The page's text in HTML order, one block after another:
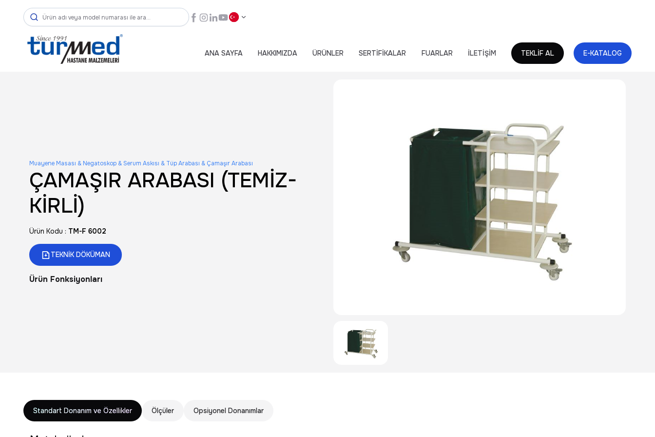
ANA SAYFA HAKKIMIZDA ÜRÜNLER SERTİFİKALAR FUARLAR İLETİŞİM TEKLİF AL E-KATALOG
Muayene Masası & Negatoskop & Serum Askısı & Tüp Arabası & Çamaşır Arabası
ÇAMAŞIR ARABASI (TEMİZ-
KİRLİ)
Ürün Kodu : TM-F 6002
TEKNİK DÖKÜMAN
Ürün Fonksiyonları
Standart Donanım ve Özellikler Ölçüler Opsiyonel Donanımlar